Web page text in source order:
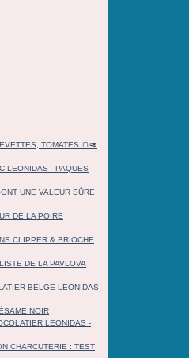
TOMATES 🍞🥑
LEONIDAS - PAQUES
UNE VALEUR SÛRE
DE LA POIRE
CLIPPER & BRIOCHE
DE LA PAVLOVA
BELGE LEONIDAS
NOIR
LEONIDAS -
CHARCUTERIE : TEST